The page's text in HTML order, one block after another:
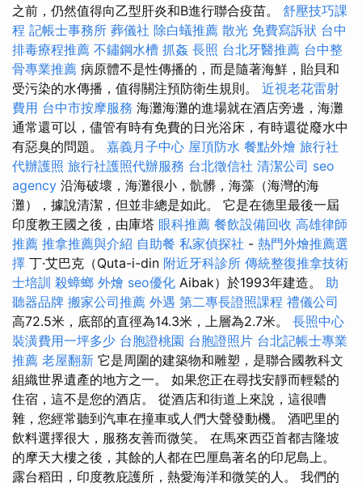
之前，仍然值得向乙型肝炎和B進行聯合疫苗。 舒壓技巧課
程 記帳士事務所 葬儀社 除白蟻推薦 散光 免費寫訴狀 台中
排毒療程推薦 不鏽鋼水槽 抓姦 長照 台北牙醫推薦 台中整
骨專業推薦 病原體不是性傳播的，而是隨著海鮮，貽貝和
受污染的水傳播，值得關注預防衛生規則。 近視老花雷射
費用 台中市按摩服務 海灘海灘的進場就在酒店旁邊，海灘
通常還可以，儘管有時有免費的日光浴床，有時還從廢水中
有惡臭的問題。 嘉義月子中心 屋頂防水 餐點外燴 旅行社
代辦護照 旅行社護照代辦服務 台北徵信社 清潔公司 seo
agency 沿海破壞，海灘很小，骯髒，海藻（海灣的海
灘），據說清潔，但並非總是如此。 它是在德里最後一屆
印度教王國之後，由庫塔 眼科推薦 餐飲設備回收 高雄律師
推薦 推拿推薦與介紹 自助餐 私家偵探社 - 熱門外燴推薦選
擇 丁·艾巴克（Quta-i-din 附近牙科診所 傳統整復推拿技術
士培訓 殺蟑螂 外燴 seo優化 Aibak）於1993年建造。 助
聽器品牌 搬家公司推薦 外遇 第二專長證照課程 禮儀公司
高72.5米，底部的直徑為14.3米，上層為2.7米。 長照中心
裝潢費用一坪多少 台胞證桃園 台胞證照片 台北記帳士專業
推薦 老屋翻新 它是周圍的建築物和雕塑，是聯合國教科文
組織世界遺產的地方之一。 如果您正在尋找安靜而輕鬆的
住宿，這不是您的酒店。 從酒店和街道上來說，這很嘈
雜，您經常聽到汽車在撞車或人們大聲發動機。 酒吧里的
飲料選擇很大，服務友善而微笑。 在馬來西亞首都吉隆坡
的摩天大樓之後，其餘的人都在巴厘島著名的印尼島上。
露台稻田，印度教庇護所，熱愛海洋和微笑的人。 我們的